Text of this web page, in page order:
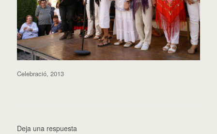
Celebració, 2013
Deja una respuesta